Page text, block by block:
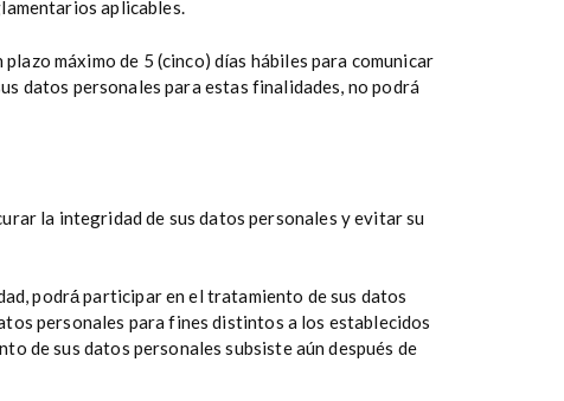
aplicables.
máximo de 5 (cinco) días hábiles para comunicar
datos personales para estas finalidades, no podrá
la integridad de sus datos personales y evitar su
podrá́ participar en el tratamiento de sus datos
personales para fines distintos a los establecidos
de sus datos personales subsiste aún después de